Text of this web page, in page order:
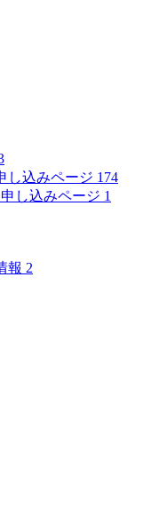
し込みページ 174
し込みページ 1
報 2